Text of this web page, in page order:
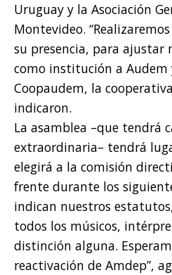
Uruguay y la Asociación
Montevideo.
su presencia, para ajustar
como institución a
Coopaudem, la
indicaron.
La asamblea –que tendrá
extraordinaria– tendrá
elegirá a la comisión
frente durante los
indican nuestros
todos los músicos,
distinción alguna.
reactivación de Amdep”,